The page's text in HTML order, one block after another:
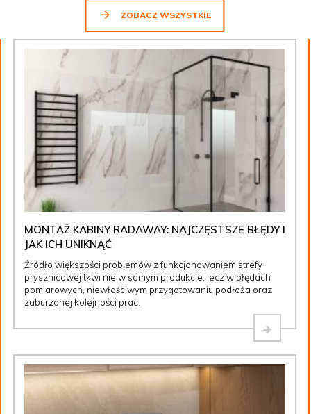
ZOBACZ WSZYSTKIE
MONTAŻ KABINY RADAWAY: NAJCZĘSTSZE BŁĘDY I
JAK ICH UNIKNĄĆ
Źródło większości problemów z funkcjonowaniem strefy
prysznicowej tkwi nie w samym produkcie, lecz w błędach
pomiarowych, niewłaściwym przygotowaniu podłoża oraz
zaburzonej kolejności prac.